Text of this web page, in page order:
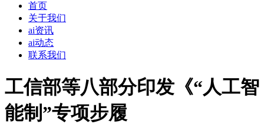
首页
关于我们
ai资讯
ai动态
联系我们
工信部等八部分印发《“人工智
能制”专项步履